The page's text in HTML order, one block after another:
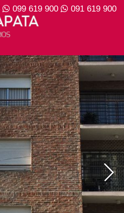
099 619 900 091 619 900